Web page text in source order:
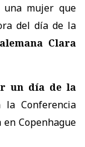
una mujer que
del día de la
Clara
un día de la
Conferencia
Copenhague